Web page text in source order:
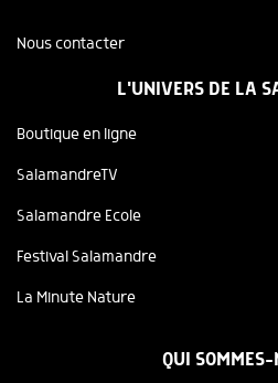
Nous contacter
L'UNIVERS DE LA
Boutique en ligne
SalamandreTV
Salamandre Ecole
Festival Salamandre
La Minute Nature
QUI SOMMES-